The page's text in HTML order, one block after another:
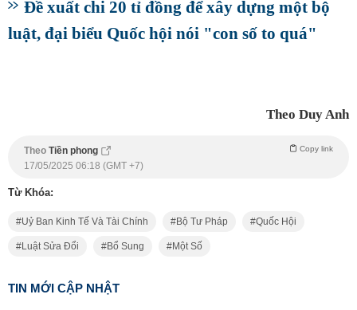
Đề xuất chi 20 tỉ đồng để xây dựng một bộ
luật, đại biểu Quốc hội nói "con số to quá"
Theo Duy Anh
Theo Tiền phong Copy link
17/05/2025 06:18 (GMT +7)
Từ Khóa:
Uỷ Ban Kinh Tế Và Tài Chính Bộ Tư Pháp Quốc Hội
Luật Sửa Đổi Bổ Sung Một Số
TIN MỚI CẬP NHẬT